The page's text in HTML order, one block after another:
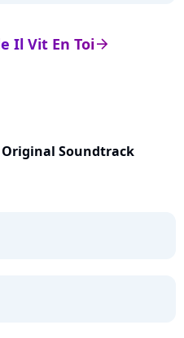
arrow_right
Il Vit En Toi
Original Soundtrack